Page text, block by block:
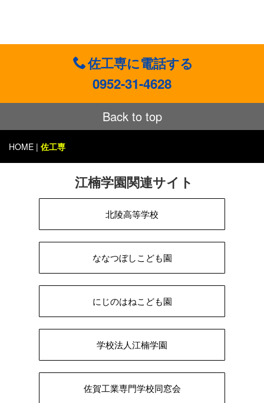
佐工専に電話する
0952-31-4628
Back to top
HOME | 佐工専
江楠学園関連サイト
北陵高等学校
ななつぼしこども園
にじのはねこども園
学校法人江楠学園
佐賀工業専門学校同窓会